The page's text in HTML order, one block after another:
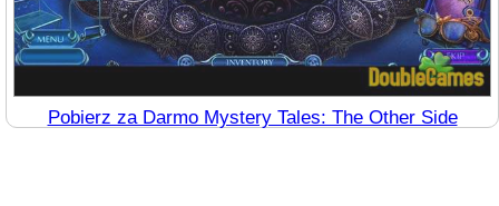
Pobierz za Darmo Mystery Tales: The Other Side